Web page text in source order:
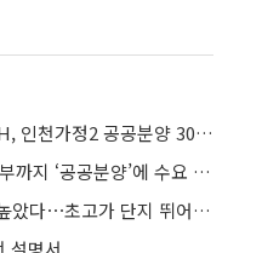
사전청약 무산 단지 살렸다⋯LH, 인천가정2 공공분양 308가구 공급
민간 분양가 치솟자…토지임대부까지 ‘공공분양’에 수요 쏠린다
서울 아파트, 비쌀수록 평점도 높았다⋯초고가 단지 뛰어넘은 '숨은 강자'도